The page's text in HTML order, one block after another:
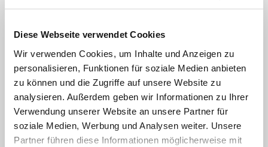
Diese Webseite verwendet Cookies
Wir verwenden Cookies, um Inhalte und Anzeigen zu
personalisieren, Funktionen für soziale Medien anbieten
zu können und die Zugriffe auf unsere Website zu
analysieren. Außerdem geben wir Informationen zu Ihrer
Verwendung unserer Website an unsere Partner für
soziale Medien, Werbung und Analysen weiter. Unsere
Partner führen diese Informationen möglicherweise mit
Einstiegin das Loipennetz in Kleinarl
direkt vor der Pension
Langlaufski-Verleih und Skiservice in
unmittelbarer Nähe
Kostenlose Nutzungder
Insgesamt
28 Loipenkilometer